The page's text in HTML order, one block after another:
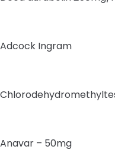
Adcock Ingram
Anavar – 50mg